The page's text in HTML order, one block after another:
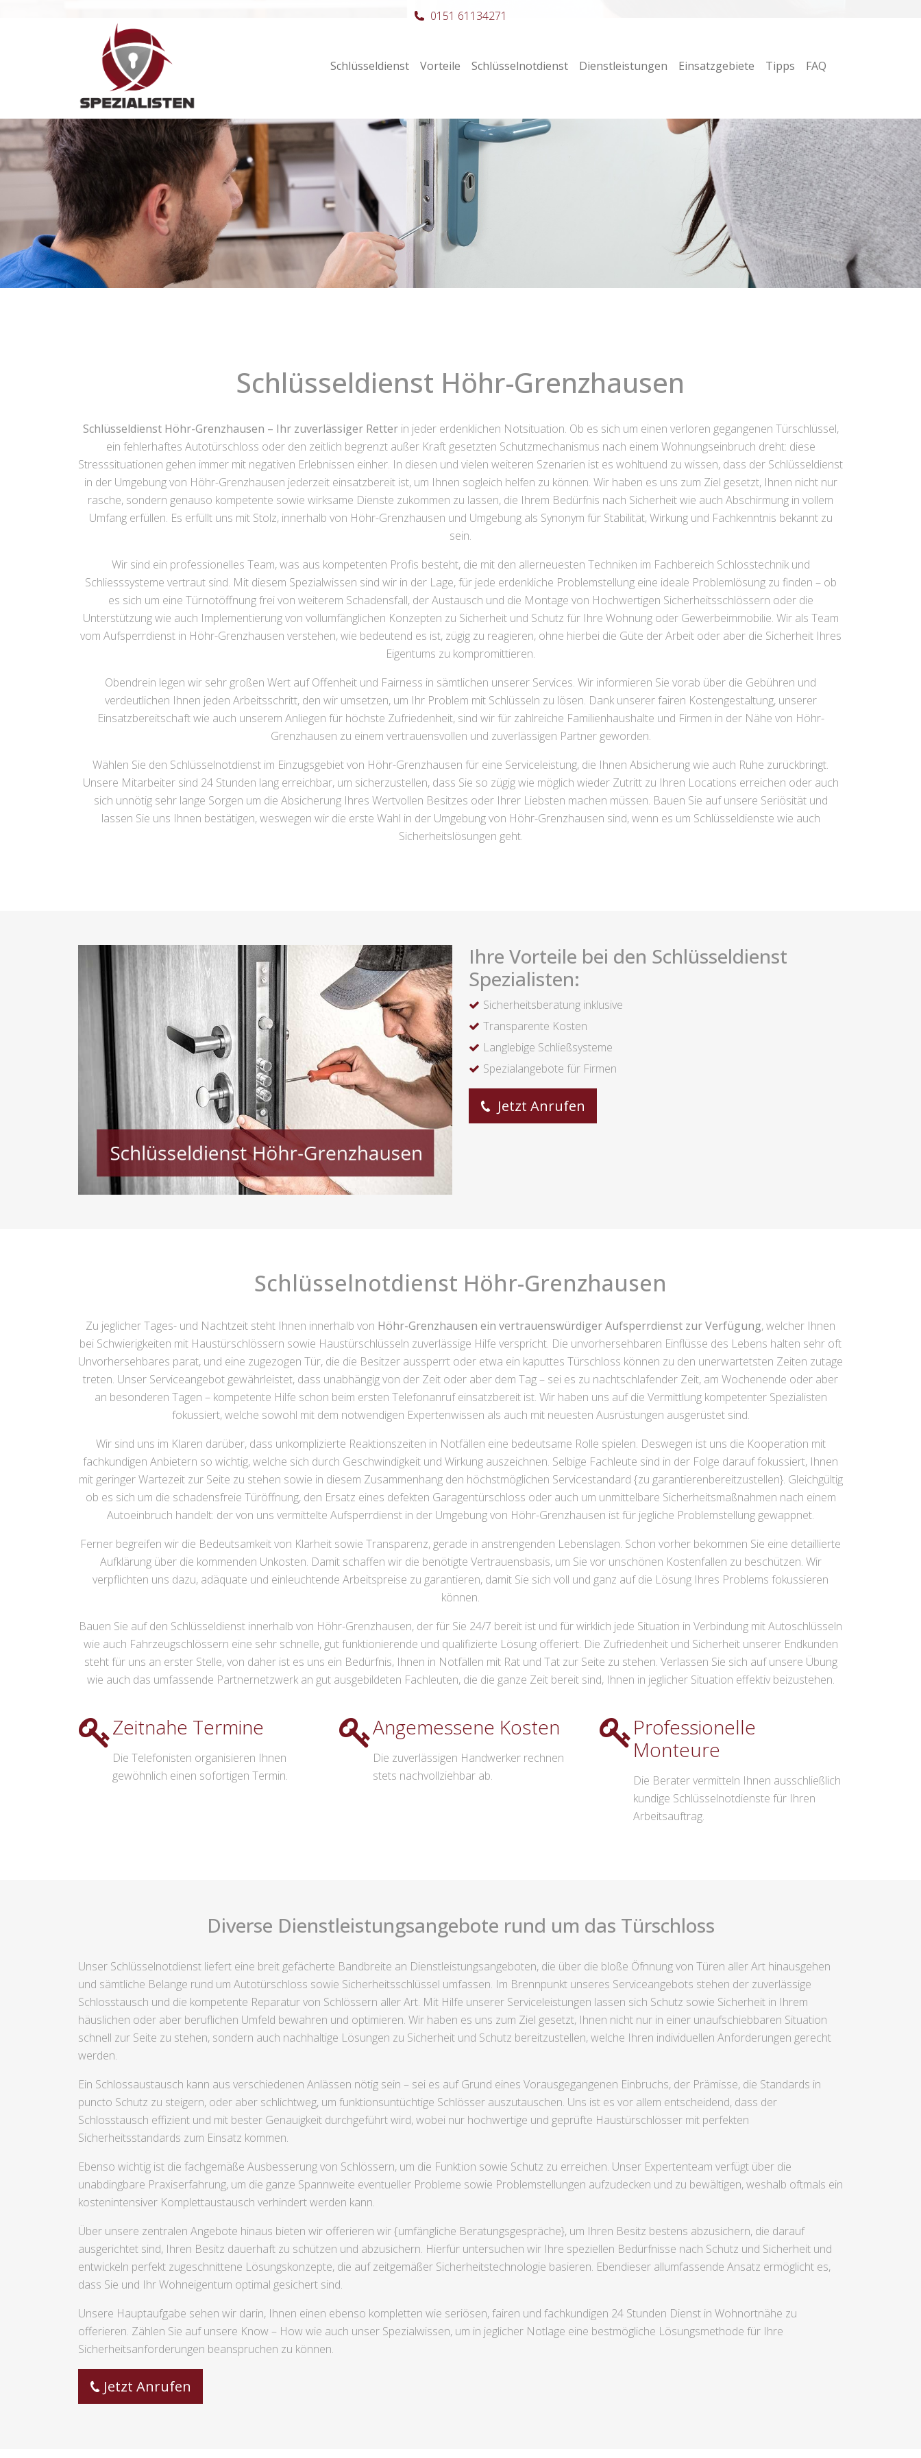
Hauptnavigation Schlüsseldienst Vorteile Schlüsselnotdienst Dienstleistungen Einsatzgebiete Tipps FAQ
0151 61134271
Schlüsseldienst Höhr-Grenzhausen
Schlüsseldienst Höhr-Grenzhausen – Ihr zuverlässiger Retterin jeder erdenklichen Notsituation. Ob es sich um einen verloren gegangenen Türschlüssel,
ein fehlerhaftes Autotürschloss oder den zeitlich begrenzt außer Kraft gesetzten Schutzmechanismus nach einem Wohnungseinbruch dreht: diese
Stresssituationen gehen immer mit negativen Erlebnissen einher. In diesen und vielen weiteren Szenarien ist es wohltuend zu wissen, dass der Schlüsseldienst
in der Umgebung von Höhr-Grenzhausen jederzeit einsatzbereit ist, um Ihnen sogleich helfen zu können. Wir haben es uns zum Ziel gesetzt, Ihnen nicht nur
rasche, sondern genauso kompetente sowie wirksame Dienste zukommen zu lassen, die Ihrem Bedürfnis nach Sicherheit wie auch Abschirmung in vollem
Umfang erfüllen. Es erfüllt uns mit Stolz, innerhalb von Höhr-Grenzhausen und Umgebung als Synonym für Stabilität, Wirkung und Fachkenntnis bekannt zu
sein.
Wir sind ein professionelles Team, was aus kompetenten Profis besteht, die mit den allerneuesten Techniken im Fachbereich Schlosstechnik und
Schliesssysteme vertraut sind. Mit diesem Spezialwissen sind wir in der Lage, für jede erdenkliche Problemstellung eine ideale Problemlösung zu finden – ob
es sich um eine Türnotöffnung frei von weiterem Schadensfall, der Austausch und die Montage von Hochwertigen Sicherheitsschlössern oder die
Unterstützung wie auch Implementierung von vollumfänglichen Konzepten zu Sicherheit und Schutz für Ihre Wohnung oder Gewerbeimmobilie. Wir als Team
vom Aufsperrdienst in Höhr-Grenzhausen verstehen, wie bedeutend es ist, zügig zu reagieren, ohne hierbei die Güte der Arbeit oder aber die Sicherheit Ihres
Eigentums zu kompromittieren.
Obendrein legen wir sehr großen Wert auf Offenheit und Fairness in sämtlichen unserer Services. Wir informieren Sie vorab über die Gebühren und
verdeutlichen Ihnen jeden Arbeitsschritt, den wir umsetzen, um Ihr Problem mit Schlüsseln zu lösen. Dank unserer fairen Kostengestaltung, unserer
Einsatzbereitschaft wie auch unserem Anliegen für höchste Zufriedenheit, sind wir für zahlreiche Familienhaushalte und Firmen in der Nähe von Höhr-
Grenzhausen zu einem vertrauensvollen und zuverlässigen Partner geworden.
Wählen Sie den Schlüsselnotdienst im Einzugsgebiet von Höhr-Grenzhausen für eine Serviceleistung, die Ihnen Absicherung wie auch Ruhe zurückbringt.
Unsere Mitarbeiter sind 24 Stunden lang erreichbar, um sicherzustellen, dass Sie so zügig wie möglich wieder Zutritt zu Ihren Locations erreichen oder auch
sich unnötig sehr lange Sorgen um die Absicherung Ihres Wertvollen Besitzes oder Ihrer Liebsten machen müssen. Bauen Sie auf unsere Seriösität und
lassen Sie uns Ihnen bestätigen, weswegen wir die erste Wahl in der Umgebung von Höhr-Grenzhausen sind, wenn es um Schlüsseldienste wie auch
Sicherheitslösungen geht.
Ihre Vorteile bei den Schlüsseldienst
Spezialisten:
Sicherheitsberatung inklusive
Transparente Kosten
Langlebige Schließsysteme
Spezialangebote für Firmen
Jetzt Anrufen
Schlüsselnotdienst Höhr-Grenzhausen
Zu jeglicher Tages- und Nachtzeit steht Ihnen innerhalb von Höhr-Grenzhausen ein vertrauenswürdiger Aufsperrdienst zur Verfügung, welcher Ihnen
bei Schwierigkeiten mit Haustürschlössern sowie Haustürschlüsseln zuverlässige Hilfe verspricht. Die unvorhersehbaren Einflüsse des Lebens halten sehr oft
Unvorhersehbares parat, und eine zugezogen Tür, die die Besitzer aussperrt oder etwa ein kaputtes Türschloss können zu den unerwartetsten Zeiten zutage
treten. Unser Serviceangebot gewährleistet, dass unabhängig von der Zeit oder aber dem Tag – sei es zu nachtschlafender Zeit, am Wochenende oder aber
an besonderen Tagen – kompetente Hilfe schon beim ersten Telefonanruf einsatzbereit ist. Wir haben uns auf die Vermittlung kompetenter Spezialisten
fokussiert, welche sowohl mit dem notwendigen Expertenwissen als auch mit neuesten Ausrüstungen ausgerüstet sind.
Wir sind uns im Klaren darüber, dass unkomplizierte Reaktionszeiten in Notfällen eine bedeutsame Rolle spielen. Deswegen ist uns die Kooperation mit
fachkundigen Anbietern so wichtig, welche sich durch Geschwindigkeit und Wirkung auszeichnen. Selbige Fachleute sind in der Folge darauf fokussiert, Ihnen
mit geringer Wartezeit zur Seite zu stehen sowie in diesem Zusammenhang den höchstmöglichen Servicestandard {zu garantierenbereitzustellen}. Gleichgültig
ob es sich um die schadensfreie Türöffnung, den Ersatz eines defekten Garagentürschloss oder auch um unmittelbare Sicherheitsmaßnahmen nach einem
Autoeinbruch handelt: der von uns vermittelte Aufsperrdienst in der Umgebung von Höhr-Grenzhausen ist für jegliche Problemstellung gewappnet.
Ferner begreifen wir die Bedeutsamkeit von Klarheit sowie Transparenz, gerade in anstrengenden Lebenslagen. Schon vorher bekommen Sie eine detaillierte
Aufklärung über die kommenden Unkosten. Damit schaffen wir die benötigte Vertrauensbasis, um Sie vor unschönen Kostenfallen zu beschützen. Wir
verpflichten uns dazu, adäquate und einleuchtende Arbeitspreise zu garantieren, damit Sie sich voll und ganz auf die Lösung Ihres Problems fokussieren
können.
Bauen Sie auf den Schlüsseldienst innerhalb von Höhr-Grenzhausen, der für Sie 24/7 bereit ist und für wirklich jede Situation in Verbindung mit Autoschlüsseln
wie auch Fahrzeugschlössern eine sehr schnelle, gut funktionierende und qualifizierte Lösung offeriert. Die Zufriedenheit und Sicherheit unserer Endkunden
steht für uns an erster Stelle, von daher ist es uns ein Bedürfnis, Ihnen in Notfällen mit Rat und Tat zur Seite zu stehen. Verlassen Sie sich auf unsere Übung
wie auch das umfassende Partnernetzwerk an gut ausgebildeten Fachleuten, die die ganze Zeit bereit sind, Ihnen in jeglicher Situation effektiv beizustehen.
Zeitnahe Termine
Die Telefonisten organisieren Ihnen
gewöhnlich einen sofortigen Termin.
Angemessene Kosten
Die zuverlässigen Handwerker rechnen
stets nachvollziehbar ab.
Professionelle
Monteure
Die Berater vermitteln Ihnen ausschließlich
kundige Schlüsselnotdienste für Ihren
Arbeitsauftrag.
Diverse Dienstleistungsangebote rund um das Türschloss
Unser Schlüsselnotdienst liefert eine breit gefächerte Bandbreite an Dienstleistungsangeboten, die über die bloße Öfnnung von Türen aller Art hinausgehen
und sämtliche Belange rund um Autotürschloss sowie Sicherheitsschlüssel umfassen. Im Brennpunkt unseres Serviceangebots stehen der zuverlässige
Schlosstausch und die kompetente Reparatur von Schlössern aller Art. Mit Hilfe unserer Serviceleistungen lassen sich Schutz sowie Sicherheit in Ihrem
häuslichen oder aber beruflichen Umfeld bewahren und optimieren. Wir haben es uns zum Ziel gesetzt, Ihnen nicht nur in einer unaufschiebbaren Situation
schnell zur Seite zu stehen, sondern auch nachhaltige Lösungen zu Sicherheit und Schutz bereitzustellen, welche Ihren individuellen Anforderungen gerecht
werden.
Ein Schlossaustausch kann aus verschiedenen Anlässen nötig sein – sei es auf Grund eines Vorausgegangenen Einbruchs, der Prämisse, die Standards in
puncto Schutz zu steigern, oder aber schlichtweg, um funktionsuntüchtige Schlösser auszutauschen. Uns ist es vor allem entscheidend, dass der
Schlosstausch effizient und mit bester Genauigkeit durchgeführt wird, wobei nur hochwertige und geprüfte Haustürschlösser mit perfekten
Sicherheitsstandards zum Einsatz kommen.
Ebenso wichtig ist die fachgemäße Ausbesserung von Schlössern, um die Funktion sowie Schutz zu erreichen. Unser Expertenteam verfügt über die
unabdingbare Praxiserfahrung, um die ganze Spannweite eventueller Probleme sowie Problemstellungen aufzudecken und zu bewältigen, weshalb oftmals ein
kostenintensiver Komplettaustausch verhindert werden kann.
Über unsere zentralen Angebote hinaus bieten wir offerieren wir {umfängliche Beratungsgespräche}, um Ihren Besitz bestens abzusichern, die darauf
ausgerichtet sind, Ihren Besitz dauerhaft zu schützen und abzusichern. Hierfür untersuchen wir Ihre speziellen Bedürfnisse nach Schutz und Sicherheit und
entwickeln perfekt zugeschnittene Lösungskonzepte, die auf zeitgemäßer Sicherheitstechnologie basieren. Ebendieser allumfassende Ansatz ermöglicht es,
dass Sie und Ihr Wohneigentum optimal gesichert sind.
Unsere Hauptaufgabe sehen wir darin, Ihnen einen ebenso kompletten wie seriösen, fairen und fachkundigen 24 Stunden Dienst in Wohnortnähe zu
offerieren. Zählen Sie auf unsere Know – How wie auch unser Spezialwissen, um in jeglicher Notlage eine bestmögliche Lösungsmethode für Ihre
Sicherheitsanforderungen beanspruchen zu können.
Jetzt Anrufen